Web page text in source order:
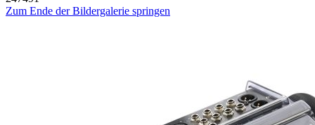
Zum Ende der Bildergalerie springen